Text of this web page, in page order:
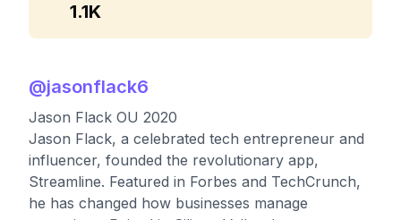
1.1K
@jasonflack6
Jason Flack OU 2020
Jason Flack, a celebrated tech entrepreneur and
influencer, founded the revolutionary app,
Streamline. Featured in Forbes and TechCrunch,
he has changed how businesses manage